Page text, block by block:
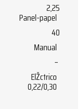
2,25
Panel-papel
40
Manual
–
ElŽctrico
0,22/0,30